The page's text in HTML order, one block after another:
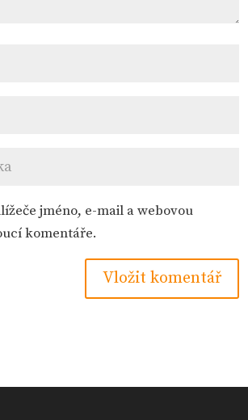
jméno, e-mail a webovou
komentáře.